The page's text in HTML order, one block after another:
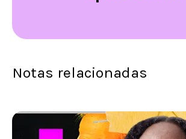
Notas relacionadas